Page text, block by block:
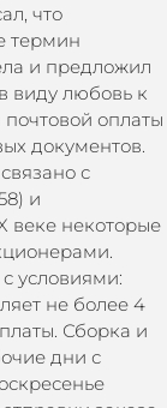
что
термин
и предложил
виду любовь к
почтовой оплаты
документов.
с
и
веке некоторые
условиями:
не более 4
Сборка и
дни с